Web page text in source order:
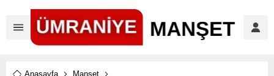
Anasayfa
Manşet